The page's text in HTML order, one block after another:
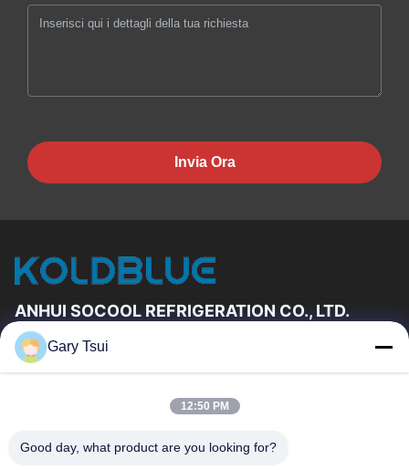
Invia Ora
ANHUI SOCOOL REFRIGERATION CO., LTD.
Link Veloci
Circa Noi
Giro Della Fabbrica
Controllo Di Qualità
Gary Tsui
12:50 PM
Good day, what product are you looking for?